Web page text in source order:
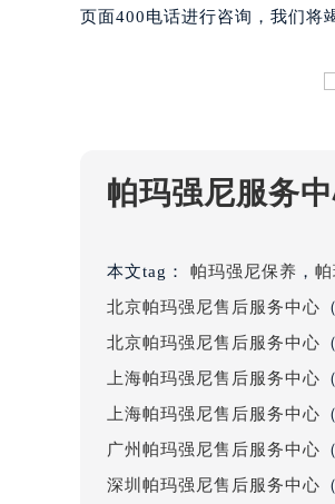
吉林省松原市宁
吉林省延边市
辽宁省朝阳市
辽宁省丹东市振
辽宁省阜新市
辽宁省葫芦岛市
辽宁省锦州市古
辽宁省铁岭市银
辽宁省营口市站
辽宁省沈阳市
页面400电话进行咨询，我们将
帕玛强尼服务
本文tag： 帕玛强尼保养 ，
北京帕玛强尼售后服务中心
北京帕玛强尼售后服务中心
上海帕玛强尼售后服务中心
上海帕玛强尼售后服务中心
广州帕玛强尼售后服务中心
深圳帕玛强尼售后服务中心